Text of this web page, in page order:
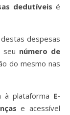
dedutíveisé
despesas
seu número de
do mesmo nas
à plataforma E-
e acessível